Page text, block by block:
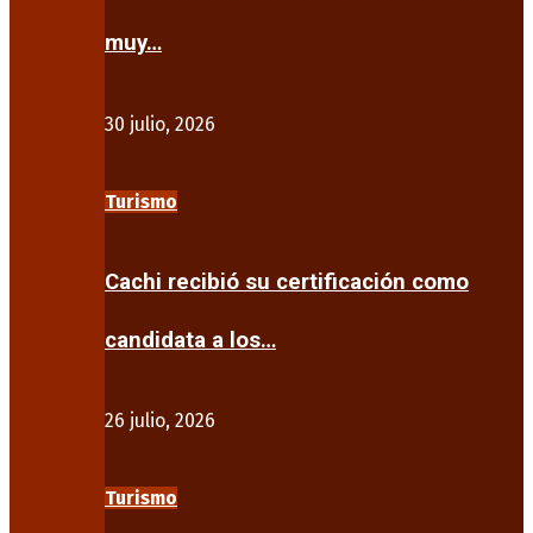
muy…
30 julio, 2026
Turismo
Cachi recibió su certificación como
candidata a los…
26 julio, 2026
Turismo